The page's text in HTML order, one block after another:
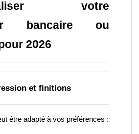
votre
bancaire ou
2026
et finitions
être adapté à vos préférences :